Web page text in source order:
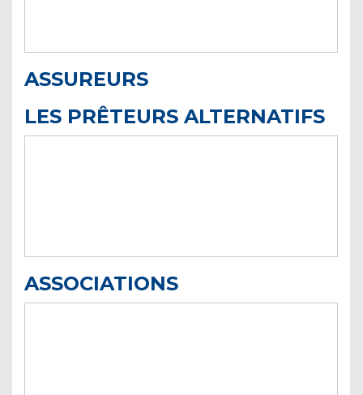
ASSUREURS
LES PRÊTEURS ALTERNATIFS
ASSOCIATIONS